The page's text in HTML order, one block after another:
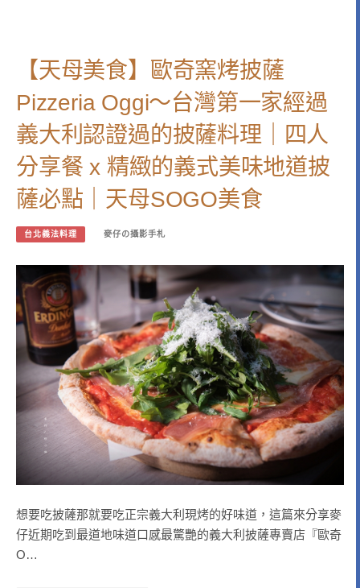
【天母美食】歐奇窯烤披薩
Pizzeria Oggi～台灣第一家經過
義大利認證過的披薩料理｜四人
分享餐 x 精緻的義式美味地道披
薩必點｜天母SOGO美食
台北義法料理 麥仔の攝影手札
想要吃披薩那就要吃正宗義大利現烤的好味道，這篇來分享麥
仔近期吃到最道地味道口感最驚艷的義大利披薩專賣店『歐奇
O…